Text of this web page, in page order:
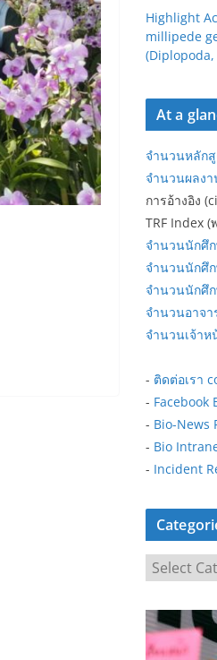
Highlight
millipede
At a
จำนวนหลัก
จำนวนผลงา
การอ้างอิง
TRF Index (
จำนวนนักศึ
จำนวนนักศึ
จำนวนนักศึ
จำนวนอาจ
จำนวนเจ้า
- ติดต่อเรา
- Facebook
- Bio-News
- Bio
- Incident
a
t
e
g